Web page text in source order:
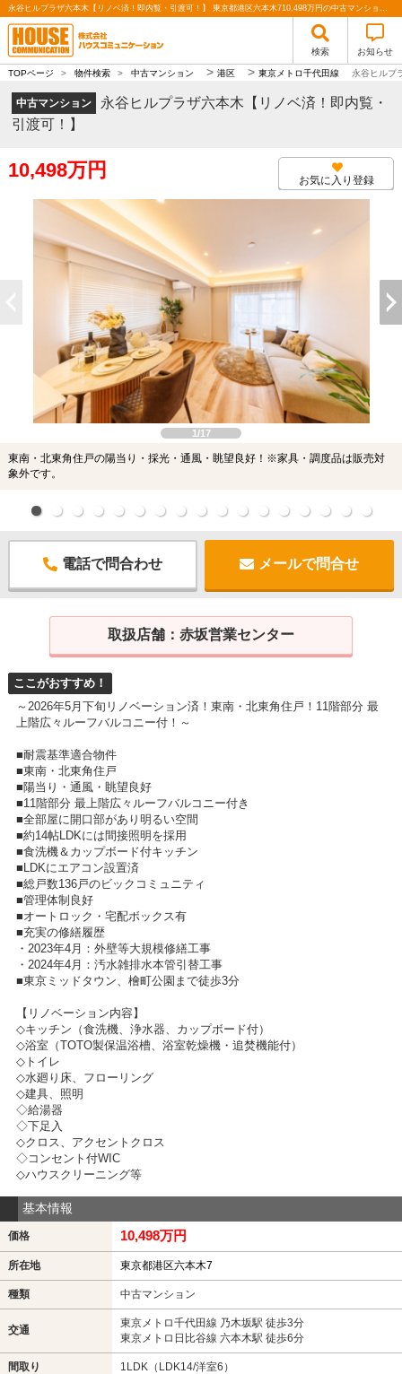
永谷ヒルプラザ六本木【リノベ済！即内覧・引渡可！】 東京都港区六本木710,498万円の中古マンション2026年5月下旬リノベーション済！東南・北東角住戸！11階部分 最上階広々ルーフバルコニー付！｜株式会社ハウスコミュニケーション
検索 お知らせ
TOPページ > 物件検索 > 中古マンション > 港区 > 東京メトロ千代田線 永谷ヒルプ
中古マンション
永谷ヒルプラザ六本木【リノベ済！即内覧・
引渡可！】
10,498万円 お気に入り登録
1/17
東南・北東角住戸の陽当り・採光・通風・眺望良好！※家具・調度品は販売対
象外です。
電話で問合わせ メールで問合せ
取扱店舗： 赤坂営業センター
ここがおすすめ！
～2026年5月下旬リノベーション済！東南・北東角住戸！11階部分 最
上階広々ルーフバルコニー付！～
■耐震基準適合物件
■東南・北東角住戸
■陽当り・通風・眺望良好
■11階部分 最上階広々ルーフバルコニー付き
■全部屋に開口部があり明るい空間
■約14帖LDKには間接照明を採用
■食洗機＆カップボード付キッチン
■LDKにエアコン設置済
■総戸数136戸のビックコミュニティ
■管理体制良好
■オートロック・宅配ボックス有
■充実の修繕履歴
・2023年4月：外壁等大規模修繕工事
・2024年4月：汚水雑排水本管引替工事
■東京ミッドタウン、檜町公園まで徒歩3分
【リノベーション内容】
◇キッチン（食洗機、浄水器、カップボード付）
◇浴室（TOTO製保温浴槽、浴室乾燥機・追焚機能付）
◇トイレ
◇水廻り床、フローリング
◇建具、照明
◇給湯器
◇下足入
◇クロス、アクセントクロス
◇コンセント付WIC
◇ハウスクリーニング等
基本情報
価格 10,498万円
所在地 東京都港区六本木7
種類 中古マンション
交通
東京メトロ千代田線 乃木坂駅 徒歩3分
東京メトロ日比谷線 六本木駅 徒歩6分
間取り 1LDK（LDK14/洋室6）